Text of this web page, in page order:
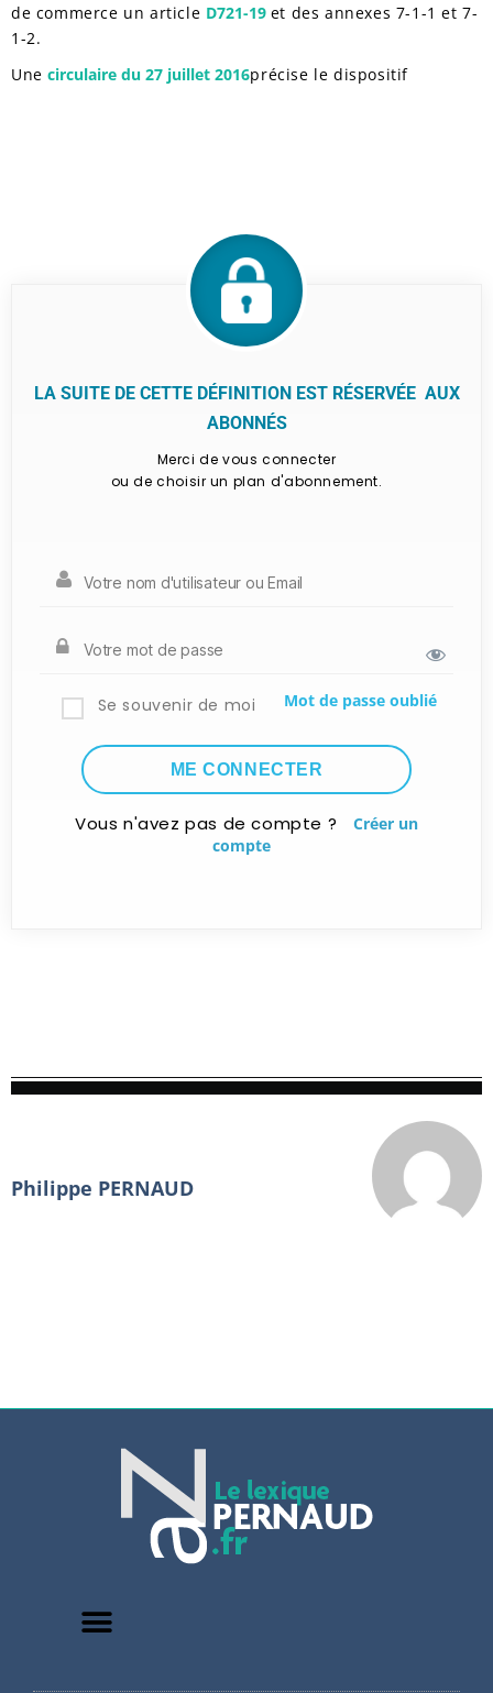
de commerce un article D721-19 et des annexes 7-1-1 et 7-
1-2.
Unecirculaire du 27 juillet 2016précise le dispositif
LA SUITE DE CETTE DÉFINITION EST RÉSERVÉE AUX
ABONNÉS
Merci de vous connecter
ou de choisir un plan d'abonnement.
Se souvenir de moi Mot de passe oublié
Vous n'avez pas de compte ?
Créer un
compte
Philippe PERNAUD